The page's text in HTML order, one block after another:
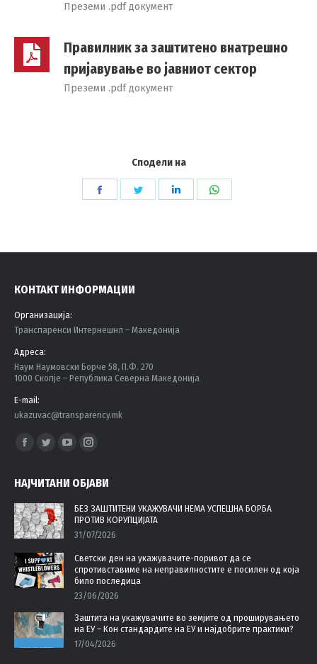
Преземи .pdf документ
Правилник за заштитено внатрешно
пријавување во јавниот сектор
Преземи .pdf документ
Сподели на
Share
Share
Share
КОНТАКТ ИНФОРМАЦИИ
Организација:
Tранспаренси Интернешнл – Македонија
Адреса:
Наум Наумовски Борче 58, П.Ф. 270
1000 Скопје – Република Северна Македонија
E-mail:
ukazuvac@transparency.mk
Find us on:
Facebook
opens
in
new
window
Twitter
opens
in
new
window
YouTube
opens
new
window
Instagram
opens
in
new
window
НАЈЧИТАНИ ОБЈАВИ
БЕЗ ЗАШТИТЕНИ УКАЖУВАЧИ НЕМА УСПЕШНА БОРБА
ПРОТИВ КОРУПЦИЈАТА
31/07/2026
Светски ден на укажувачите-поривот да се
спротивставиме на неправилностите е посилен од која
било последица
23/06/2026
Заштита на укажувачите во земјите од проширувањето
на ЕУ – Кон стандардите на ЕУ и најдобрите практики?
17/04/2026